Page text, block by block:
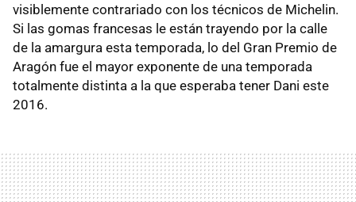
visiblemente contrariado con los técnicos de Michelin.
Si las gomas francesas le están trayendo por la calle
de la amargura esta temporada, lo del Gran Premio de
Aragón fue el mayor exponente de una temporada
totalmente distinta a la que esperaba tener Dani este
2016.